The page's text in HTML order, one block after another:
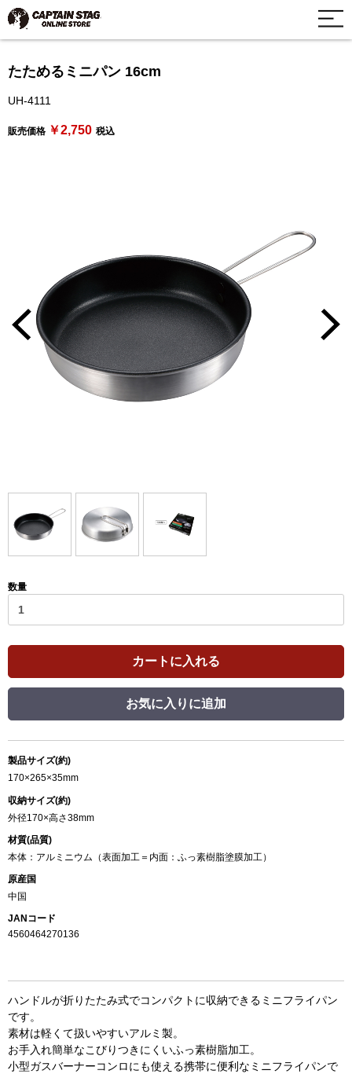
たためるミニパン 16cm
UH-4111
販売価格 ￥2,750 税込
数量
カートに入れる
お気に入りに追加
製品サイズ(約)
170×265×35mm
収納サイズ(約)
外径170×高さ38mm
材質(品質)
本体：アルミニウム（表面加工＝内面：ふっ素樹脂塗膜加工）
原産国
中国
JANコード
4560464270136
ハンドルが折りたたみ式でコンパクトに収納できるミニフライパン
です。
素材は軽くて扱いやすいアルミ製。
お手入れ簡単なこびりつきにくいふっ素樹脂加工。
小型ガスバーナーコンロにも使える携帯に便利なミニフライパンで